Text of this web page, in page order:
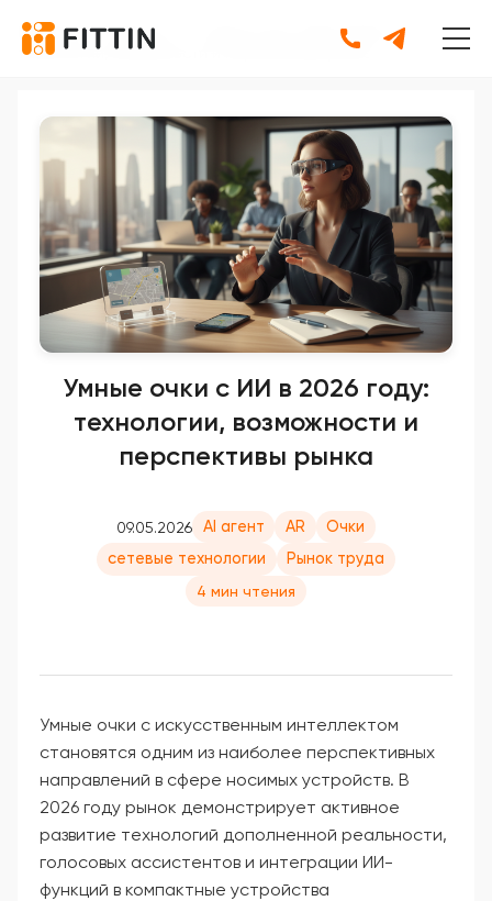
Главная • Новости
Умные очки с ИИ в 2026 году:
технологии, возможности и перспективы рынка
Умные очки с ИИ в 2026 году:
технологии, возможности и
перспективы рынка
09.05.2026 AI агент AR
Очки
сетевые технологии
Рынок труда
4 мин чтения
Умные очки с искусственным интеллектом
становятся одним из наиболее перспективных
направлений в сфере носимых устройств. В
2026 году рынок демонстрирует активное
развитие технологий дополненной реальности,
голосовых ассистентов и интеграции ИИ-
функций в компактные устройства